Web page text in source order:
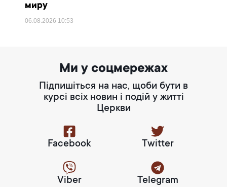
миру
06.08.2026 10:53
Ми у соцмережах
Підпишіться на нас, щоби бути в
курсі всіх новин і подій у житті
Церкви
Facebook Twitter
Viber Telegram